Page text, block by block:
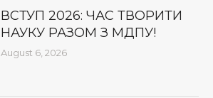
ВСТУП 2026: ЧАС ТВОРИТИ
НАУКУ РАЗОМ З МДПУ!
August 6, 2026